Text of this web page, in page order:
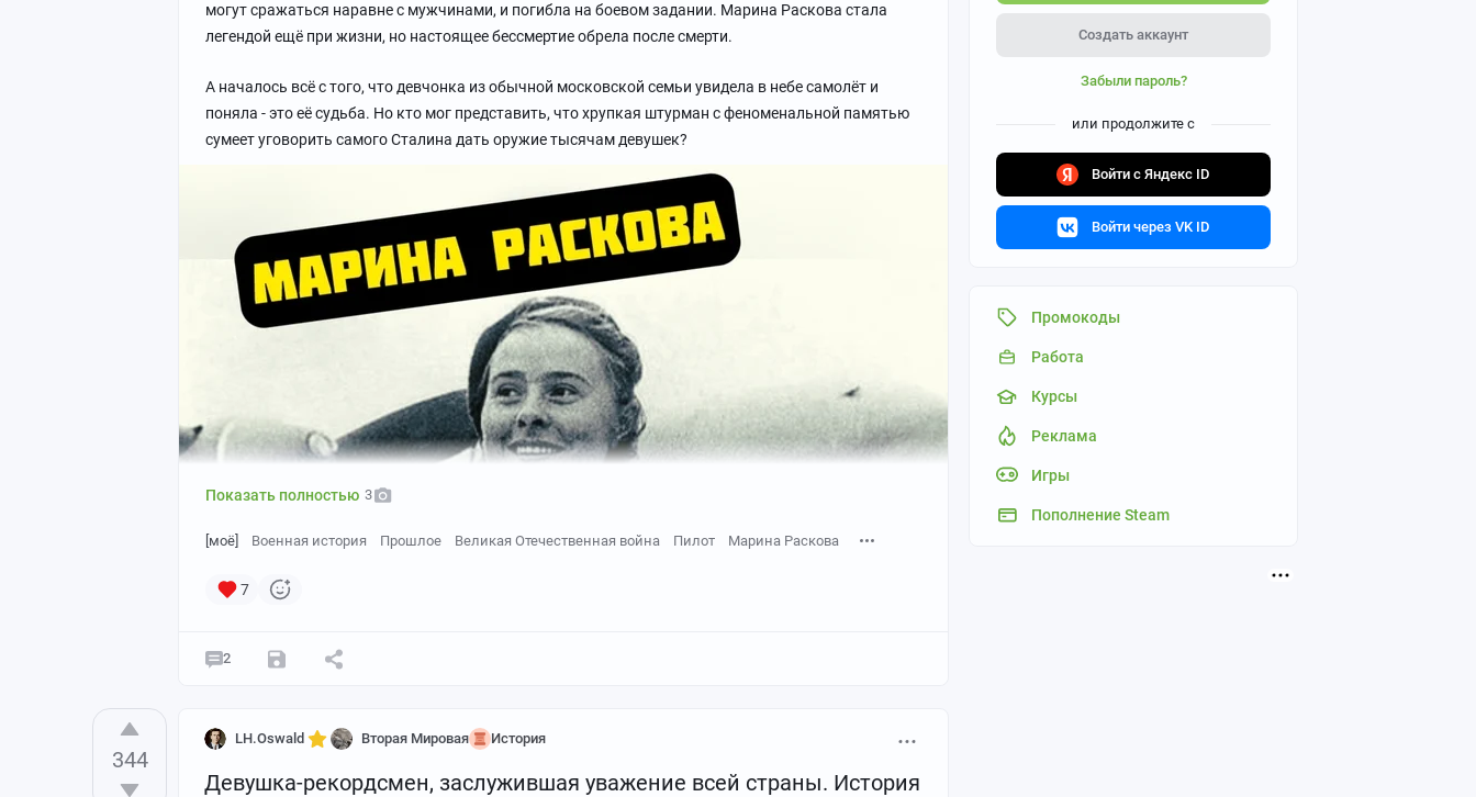
Создать аккаунт
Забыли пароль?
или продолжите с
Войти с Яндекс ID
Войти через VK ID
Промокоды
Работа
Курсы
Реклама
Игры
Пополнение Steam
могут сражаться наравне с мужчинами, и погибла на боевом задании. Марина Раскова стала
легендой ещё при жизни, но настоящее бессмертие обрела после смерти.
А началось всё с того, что девчонка из обычной московской семьи увидела в небе самолёт и
поняла - это её судьба. Но кто мог представить, что хрупкая штурман с феноменальной памятью
сумеет уговорить самого Сталина дать оружие тысячам девушек?
Показать полностью 3
[моё] Военная история Прошлое Великая Отечественная война Пилот Марина Раскова
7
2
344
LH.Oswald Вторая Мировая История
Девушка-рекордсмен, заслужившая уважение всей страны. История